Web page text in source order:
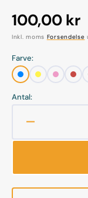
Normalpris
100,00 kr
Inkl. moms Forsendelse
Farve:
Blå Gul Lyserød
Rød
Antal:
antallet
-
m.